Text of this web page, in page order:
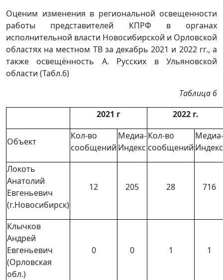
Оценим изменения в региональной освещенности
работы представителей КПРФ в органах
исполнительной власти Новосибирской и Орловской
областях на местном ТВ за декабрь 2021 и 2022 гг., а
также освещённость А. Русских в Ульяновской
области (Табл.6)
Таблица 6
2021 г
2022 г.
Объект
Кол-во
сообщений
Медиа-
Индекс
Кол-во
сообщений
Медиа-
Индекс
Локоть
Анатолий
Евгеньевич
(г.Новосибирск)
12 205 28 716
Клычков
Андрей
Евгеньевич
(Орловская
обл.)
0 0 1 1